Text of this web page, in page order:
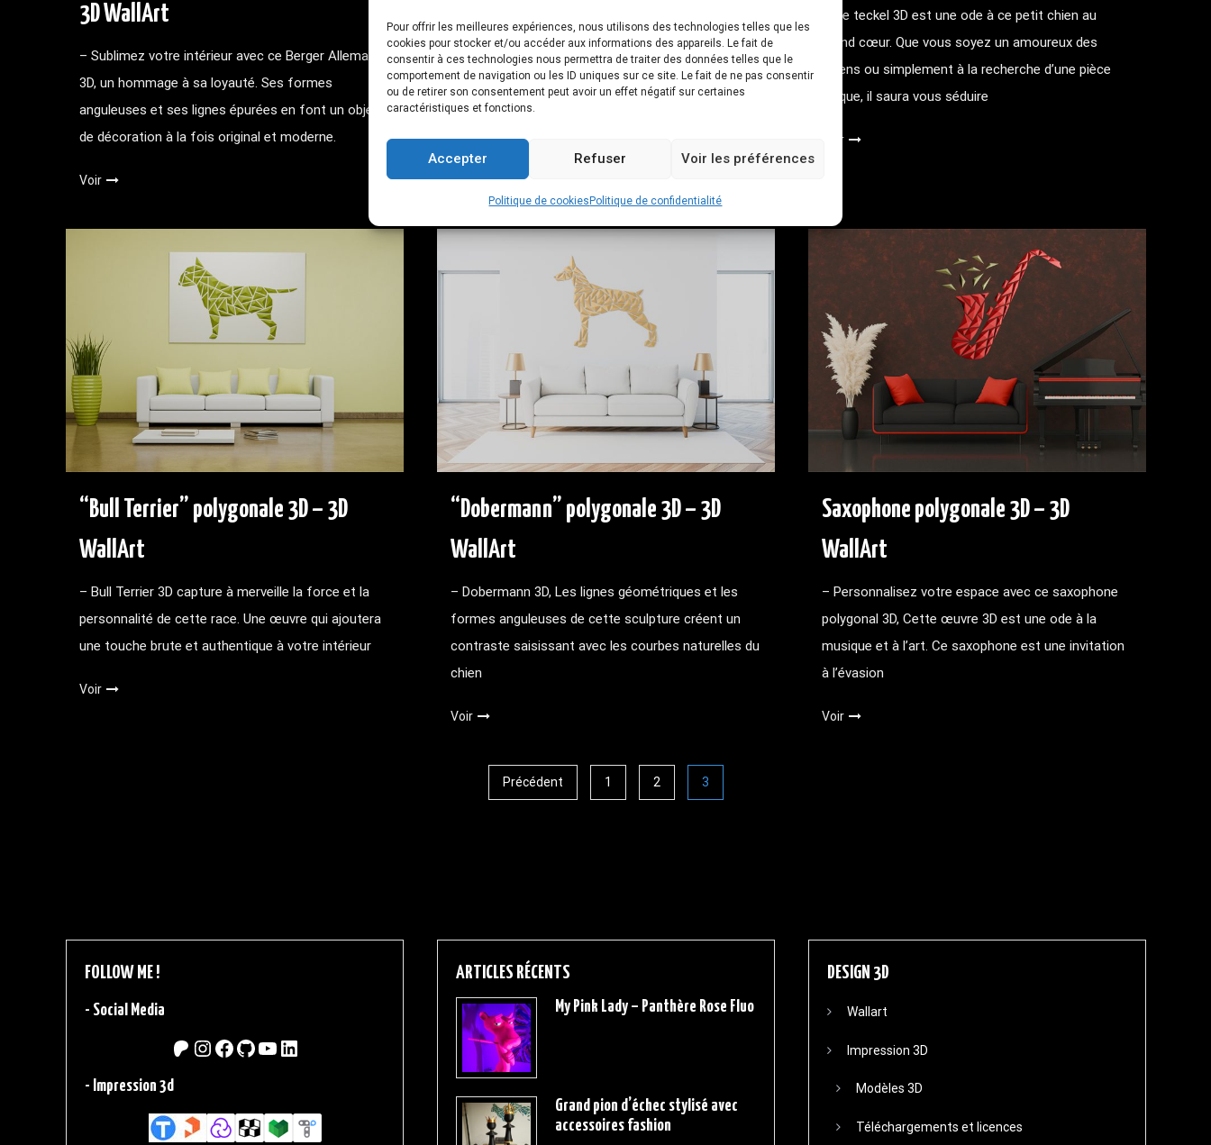
Pour offrir les meilleures expériences, nous utilisons des technologies telles que les
cookies pour stocker et/ou accéder aux informations des appareils. Le fait de
consentir à ces technologies nous permettra de traiter des données telles que le
comportement de navigation ou les ID uniques sur ce site. Le fait de ne pas consentir
ou de retirer son consentement peut avoir un effet négatif sur certaines
caractéristiques et fonctions.
Accepter Refuser Voir les préférences
Politique de cookiesPolitique de confidentialité
3D WallArt
– Sublimez votre intérieur avec ce Berger Allemand
3D, un hommage à sa loyauté. Ses formes
anguleuses et ses lignes épurées en font un objet
de décoration à la fois original et moderne.
Voir
– Cette représentation 3D du Braque Allemand est
une ode à l’élégance. Un tableau vivant qui
apportera une touche d’originalité à votre intérieur.
Voir
– Ce teckel 3D est une ode à ce petit chien au
grand cœur. Que vous soyez un amoureux des
chiens ou simplement à la recherche d’une pièce
unique, il saura vous séduire
Voir
“Bull Terrier” polygonale 3D – 3D
WallArt
– Bull Terrier 3D capture à merveille la force et la
personnalité de cette race. Une œuvre qui ajoutera
une touche brute et authentique à votre intérieur
Voir
“Dobermann” polygonale 3D – 3D
WallArt
– Dobermann 3D, Les lignes géométriques et les
formes anguleuses de cette sculpture créent un
contraste saisissant avec les courbes naturelles du
chien
Voir
Saxophone polygonale 3D – 3D
WallArt
– Personnalisez votre espace avec ce saxophone
polygonal 3D, Cette œuvre 3D est une ode à la
musique et à l’art. Ce saxophone est une invitation
à l’évasion
Voir
Précédent 1 2 3
FOLLOW ME !
- Social Media
Patreon
Instagram
Facebook
GitHub
YouTube
LinkedIn
- Impression 3d
ARTICLES RÉCENTS
My Pink Lady – Panthère Rose Fluo
Grand pion d’échec stylisé avec
accessoires fashion
DESIGN 3D
Wallart
Impression 3D
Modèles 3D
Téléchargements et licences